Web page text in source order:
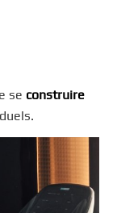
se construire